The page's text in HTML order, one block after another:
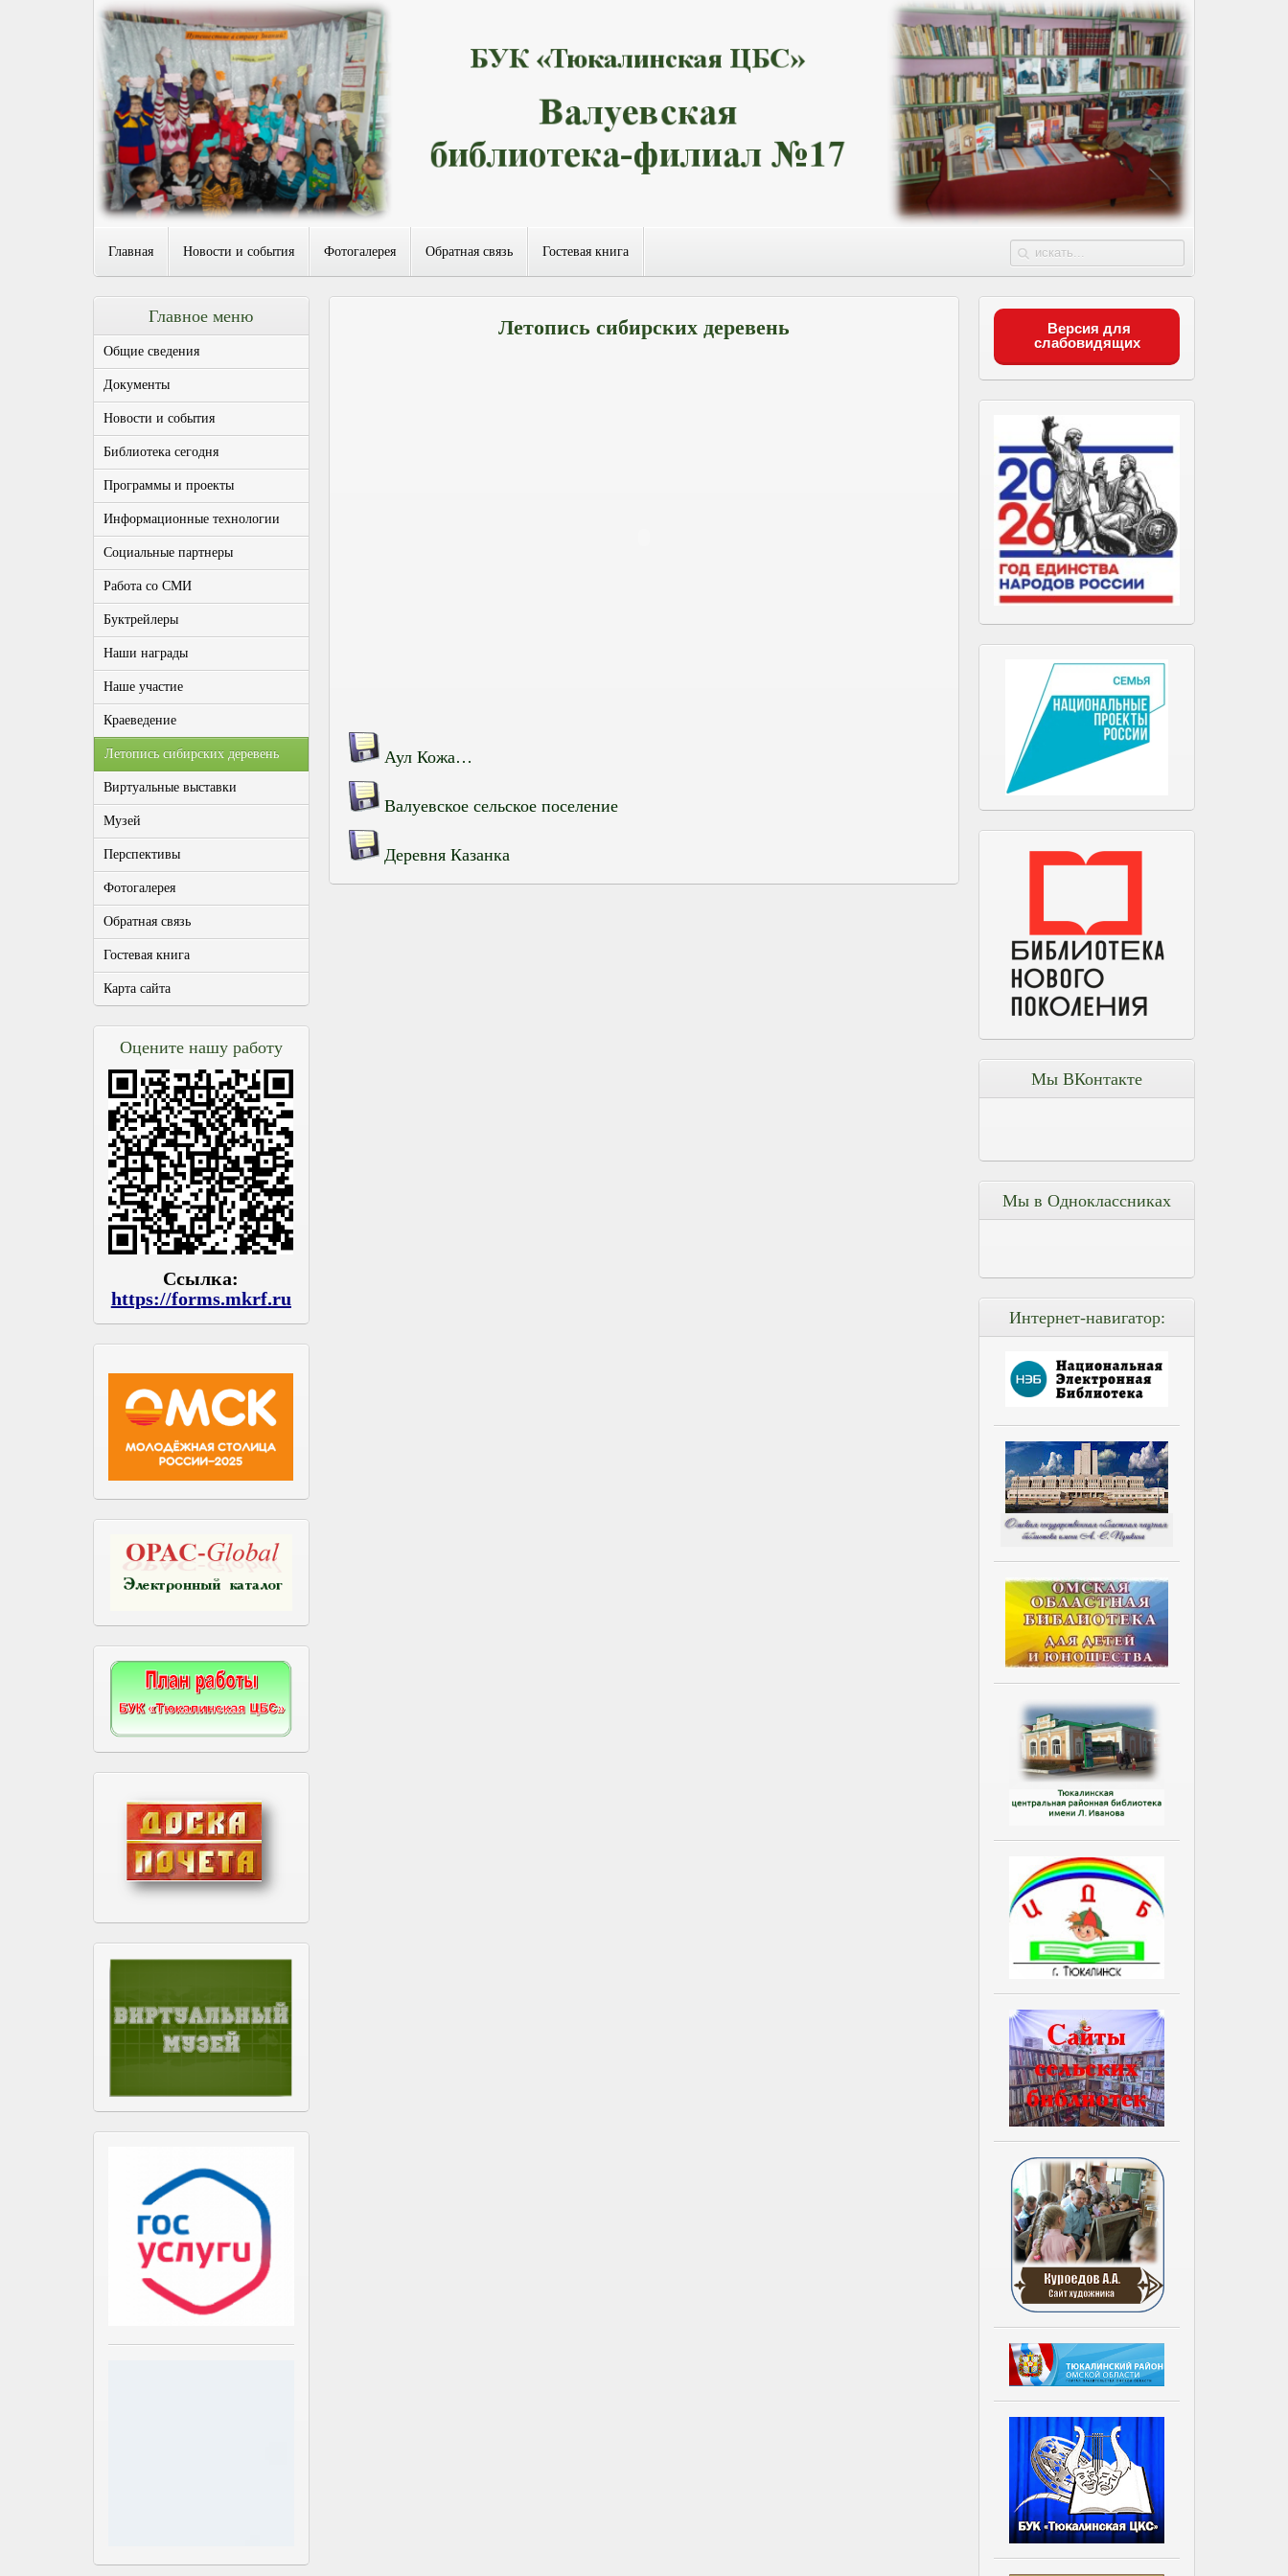
Главная Новости и события Фотогалерея Обратная связь Гостевая книга
Летопись сибирских деревень
Аул Кожа…
Валуевское сельское поселение
Деревня Казанка
Главное меню
Общие сведения
Документы
Новости и события
Библиотека сегодня
Программы и проекты
Информационные технологии
Социальные партнеры
Работа со СМИ
Буктрейлеры
Наши награды
Наше участие
Краеведение
Летопись сибирских деревень
Виртуальные выставки
Музей
Перспективы
Фотогалерея
Обратная связь
Гостевая книга
Карта сайта
Оцените нашу работу
Ссылка:
https://forms.mkrf.ru
Версия для
слабовидящих
Мы ВКонтакте
Мы в Одноклассниках
Интернет-навигатор: